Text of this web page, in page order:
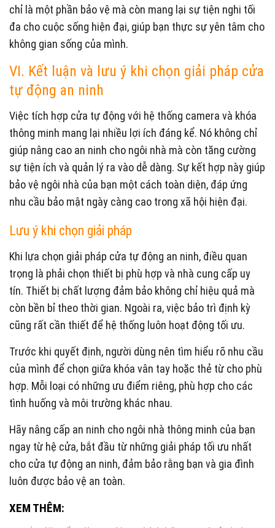
chỉ là một phần bảo vệ mà còn mang lại sự tiện nghi tối
đa cho cuộc sống hiện đại, giúp bạn thực sự yên tâm cho
không gian sống của mình.
VI. Kết luận và lưu ý khi chọn giải pháp cửa
tự động an ninh
Việc tích hợp cửa tự động với hệ thống camera và khóa
thông minh mang lại nhiều lợi ích đáng kể. Nó không chỉ
giúp nâng cao an ninh cho ngôi nhà mà còn tăng cường
sự tiện ích và quản lý ra vào dễ dàng. Sự kết hợp này giúp
bảo vệ ngôi nhà của bạn một cách toàn diện, đáp ứng
nhu cầu bảo mật ngày càng cao trong xã hội hiện đại.
Lưu ý khi chọn giải pháp
Khi lựa chọn giải pháp cửa tự động an ninh, điều quan
trọng là phải chọn thiết bị phù hợp và nhà cung cấp uy
tín. Thiết bị chất lượng đảm bảo không chỉ hiệu quả mà
còn bền bỉ theo thời gian. Ngoài ra, việc bảo trì định kỳ
cũng rất cần thiết để hệ thống luôn hoạt động tối ưu.
Trước khi quyết định, người dùng nên tìm hiểu rõ nhu cầu
của mình để chọn giữa khóa vân tay hoặc thẻ từ cho phù
hợp. Mỗi loại có những ưu điểm riêng, phù hợp cho các
tình huống và môi trường khác nhau.
Hãy nâng cấp an ninh cho ngôi nhà thông minh của bạn
ngay từ hệ cửa, bắt đầu từ những giải pháp tối ưu nhất
cho cửa tự động an ninh, đảm bảo rằng bạn và gia đình
luôn được bảo vệ an toàn.
XEM THÊM: